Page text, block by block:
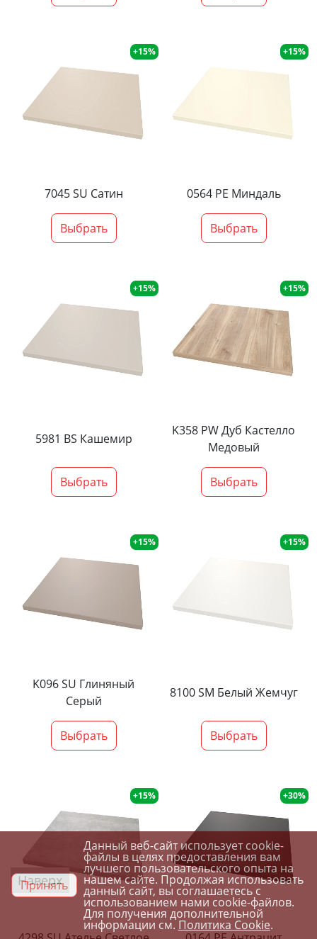
+15%
7045 SU Сатин
Выбрать
+15%
0564 PE Миндаль
Выбрать
+15%
5981 BS Кашемир
Выбрать
+15%
K358 PW Дуб Кастелло
Медовый
Выбрать
+15%
K096 SU Глиняный
Серый
Выбрать
+15%
8100 SM Белый Жемчуг
Выбрать
+15% +30%
Наверх
Принять
Данный веб-сайт использует cookie-
файлы в целях предоставления вам
лучшего пользовательского опыта на
нашем сайте. Продолжая использовать
данный сайт, вы соглашаетесь с
использованием нами cookie-файлов.
Для получения дополнительной
информации см.Политика Cookie.